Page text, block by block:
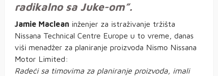
radikalno sa Juke-om”.
Jamie Maclean inženjer za istraživanje tržišta
Nissana Technical Centre Europe u to vreme, danas
viši menadžer za planiranje proizvoda Nismo Nissana
Motor Limited:
Radeći sa timovima za planiranje proizvoda, imali